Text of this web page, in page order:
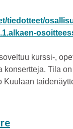
tiedotteet/
kurssi-,
Tila